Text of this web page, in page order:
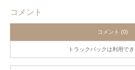
コメント
コメント (0)
トラックバックは利用でき